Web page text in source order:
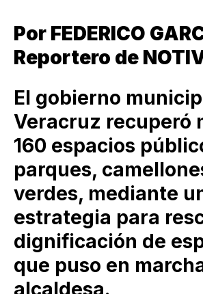
Por FEDERICO
Reportero de
El gobierno
Veracruz recuperó
160 espacios
parques,
verdes, mediante
estrategia para
dignificación de
que puso en
alcaldesa.